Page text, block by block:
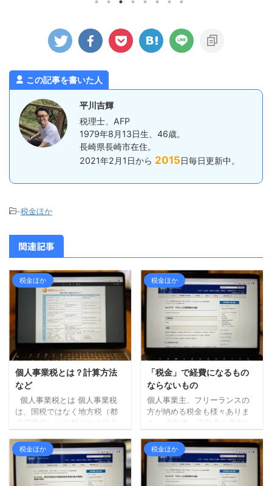
確認してみます。 経費にならないも
税金は以下のとおり。 所得税 住民税
（都道府県・市税） 延滞税などのペ
ナルティとなる税金 源泉所得税 消費
税は、所得に対して課税されるので、
その所得を計算する際の経費にする
この記事を書いた人
平川吉輝
税理士、AFP
1979年8月13日生、46歳。
長崎県長崎市在住。
2021年2月1日から 2015日毎日更新中。
-税金ほか
関連記事
税金ほか
個人事業税とは？計算方法
など
個人事業税とは 個人事業税
は、国税ではなく地方税（都
道府県税）に分類される税金
るという人も多いかもしれま
せんが、個人事業税は所得
税、住民税、消費税とあわせ
て計算することになります。
税金ほか
「税金」で経費になるもの
ならないもの
個人事業主、フリーランスの
方が納める税金も様々ありま
す。 自動車、不動産を所有し
ほぼ毎月何かしらの税金を払
っている感じになります。 フ
リーランス・個人事業主が支
払う税金のうち経費になる税
税金ほか 税金ほか